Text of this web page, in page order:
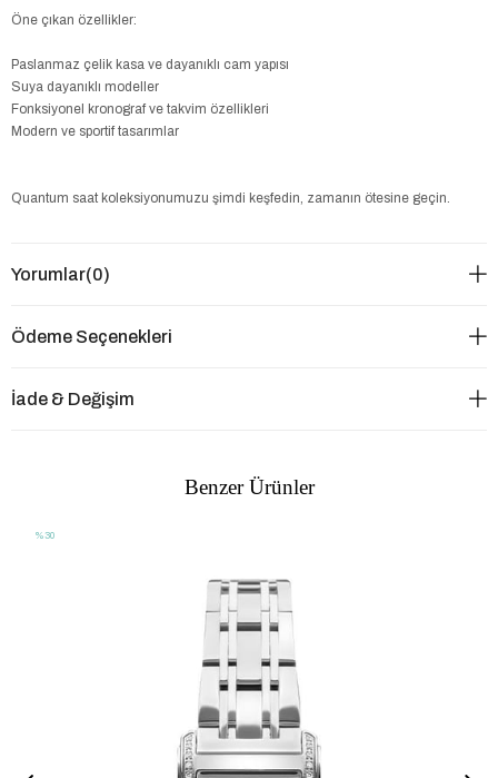
Öne çıkan özellikler:
Paslanmaz çelik kasa ve dayanıklı cam yapısı
Suya dayanıklı modeller
Fonksiyonel kronograf ve takvim özellikleri
Modern ve sportif tasarımlar
Quantum saat koleksiyonumuzu şimdi keşfedin, zamanın ötesine geçin.
Yorumlar(0)
Ödeme Seçenekleri
İade & Değişim
Benzer Ürünler
%30